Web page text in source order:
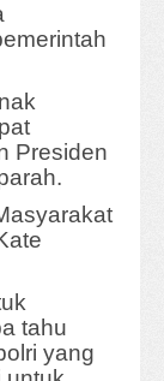
Presiden
tahu
yang